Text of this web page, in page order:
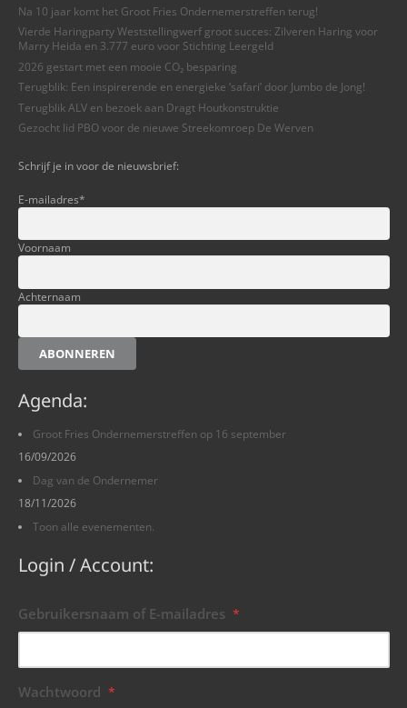
Na 10 jaar komt het Groot Fries Ondernemerstreffen terug!
Vierde Haringparty Weststellingwerf groot succes: Zilveren Haring voor
Marry Heida en 3.777 euro voor Stichting Leergeld
2026 gestart met een mooie CO₂ besparing
Terugblik: Een inspirerende en energieke ‘safari’ door Jumbo de Jong!
Terugblik ALV en bezoek aan Dragt Houtkonstruktie
Gezocht lid PBO voor de nieuwe Streekomroep De Werven
Schrijf je in voor de nieuwsbrief:
E-mailadres*
Voornaam
Achternaam
ABONNEREN
Agenda:
Groot Fries Ondernemerstreffen op 16 september
16/09/2026
Dag van de Ondernemer
18/11/2026
Toon alle evenementen.
Login / Account:
Gebruikersnaam of E-mailadres *
Wachtwoord *